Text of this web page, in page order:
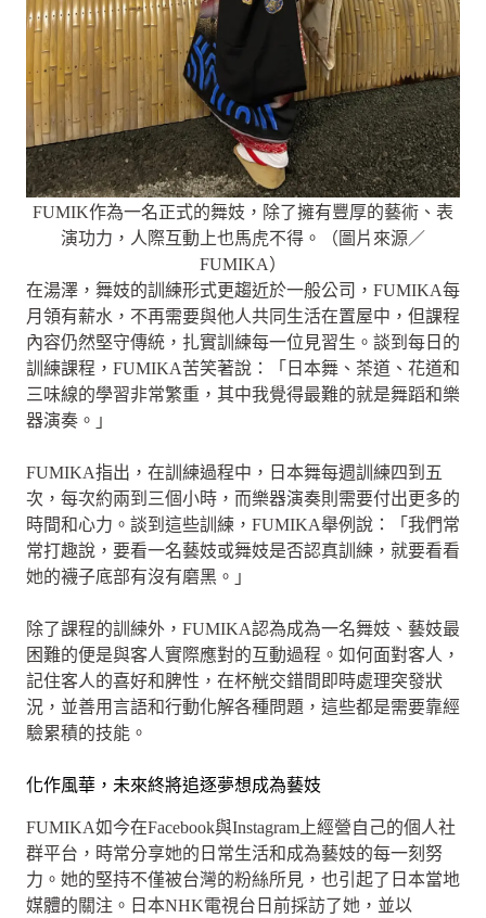
FUMIK作為一名正式的舞妓，除了擁有豐厚的藝術、表
演功力，人際互動上也馬虎不得。（圖片來源／
FUMIKA）
在湯澤，舞妓的訓練形式更趨近於一般公司，FUMIKA每
月領有薪水，不再需要與他人共同生活在置屋中，但課程
內容仍然堅守傳統，扎實訓練每一位見習生。談到每日的
訓練課程，FUMIKA苦笑著說：「日本舞、茶道、花道和
三味線的學習非常繁重，其中我覺得最難的就是舞蹈和樂
器演奏。」
FUMIKA指出，在訓練過程中，日本舞每週訓練四到五
次，每次約兩到三個小時，而樂器演奏則需要付出更多的
時間和心力。談到這些訓練，FUMIKA舉例說：「我們常
常打趣說，要看一名藝妓或舞妓是否認真訓練，就要看看
她的襪子底部有沒有磨黑。」
除了課程的訓練外，FUMIKA認為成為一名舞妓、藝妓最
困難的便是與客人實際應對的互動過程。如何面對客人，
記住客人的喜好和脾性，在杯觥交錯間即時處理突發狀
況，並善用言語和行動化解各種問題，這些都是需要靠經
驗累積的技能。
化作風華，未來終將追逐夢想成為藝妓
FUMIKA如今在Facebook與Instagram上經營自己的個人社
群平台，時常分享她的日常生活和成為藝妓的每一刻努
力。她的堅持不僅被台灣的粉絲所見，也引起了日本當地
媒體的關注。日本NHK電視台日前採訪了她，並以